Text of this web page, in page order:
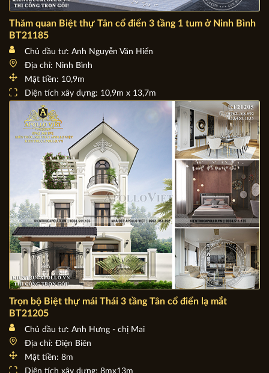
Thăm quan Biệt thự Tân cổ điển 3 tầng 1 tum ở Ninh Bình
BT21185
Chủ đầu tư: Anh Nguyễn Văn Hiển
Địa chỉ: Ninh Bình
Mặt tiền: 10,9m
Diện tích xây dựng: 10,9m x 13,7m
Trọn bộ Biệt thự mái Thái 3 tầng Tân cổ điển lạ mắt
BT21205